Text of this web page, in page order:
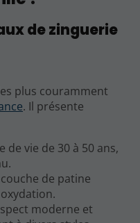
de zinguerie
plus couramment
. Il présente
de vie de 30 à 50 ans,
de patine
moderne et